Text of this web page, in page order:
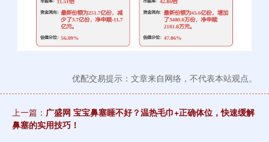
优配交易提示：文章来自网络，不代表本站观点。
上一篇： 广盛网 宝宝鼻塞睡不好？温热毛巾+正确体位，快速缓解
鼻塞的实用技巧！